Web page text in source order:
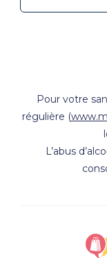
Pour votre
régulière (
L’abus